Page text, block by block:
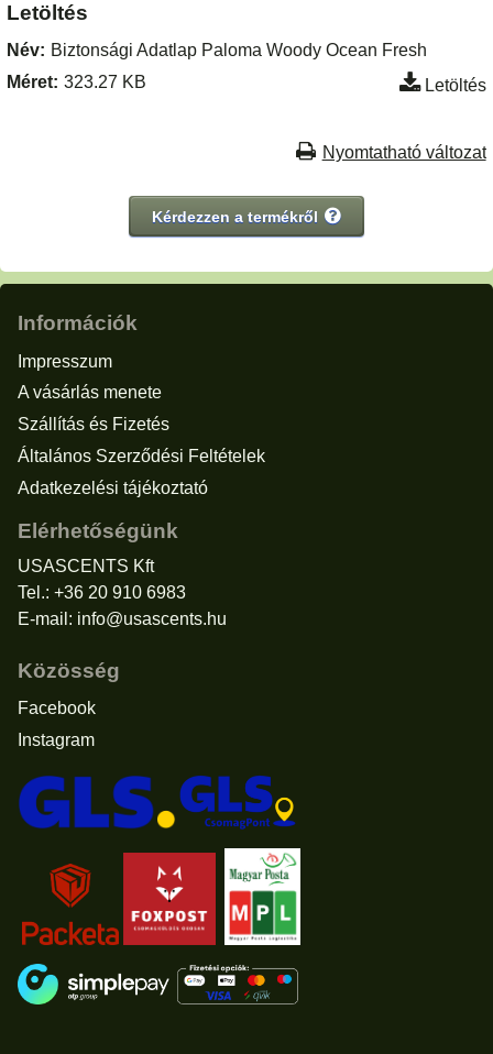
Letöltés
Név: Biztonsági Adatlap Paloma Woody Ocean Fresh
Méret: 323.27 KB Letöltés
Nyomtatható változat
Kérdezzen a termékről
Információk
Impresszum
A vásárlás menete
Szállítás és Fizetés
Általános Szerződési Feltételek
Adatkezelési tájékoztató
Elérhetőségünk
USASCENTS Kft
Tel.: +36 20 910 6983
E-mail: info@usascents.hu
Közösség
Facebook
Instagram